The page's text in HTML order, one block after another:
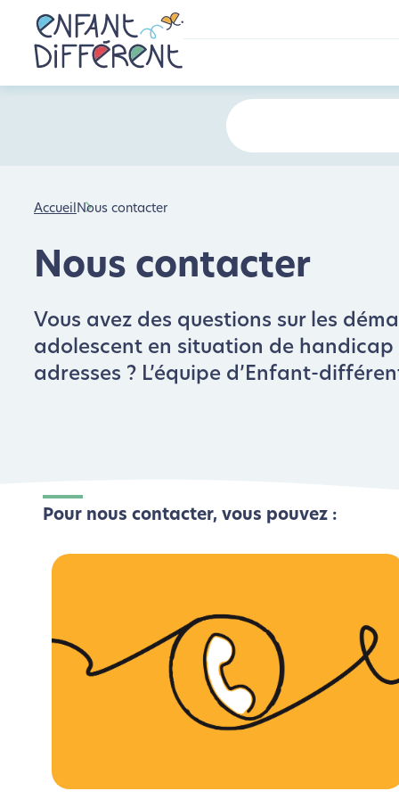
AccueilNous contacter
Nous contacter
Vous avez des questions sur les
adolescent en situation de handicap
adresses ? L’équipe d’Enfant-
Pour nous contacter, vous pouvez :